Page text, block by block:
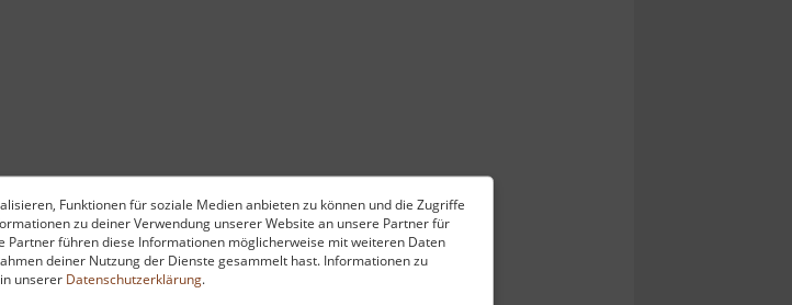
Funktionen für soziale Medien anbieten zu können und die Zugriffe
zu deiner Verwendung unserer Website an unsere Partner für
Partner führen diese Informationen möglicherweise mit weiteren Daten
deiner Nutzung der Dienste gesammelt hast. Informationen zu
unserer Datenschutzerklärung.